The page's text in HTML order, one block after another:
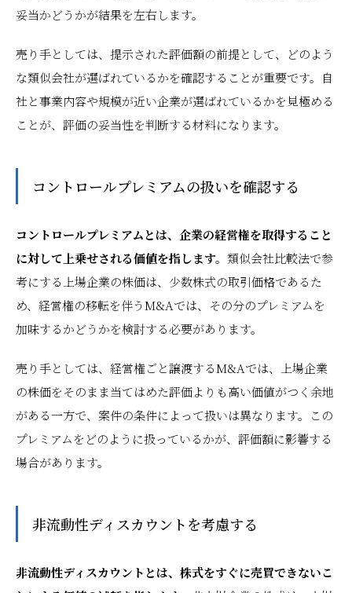
妥当かどうかが結果を左右します。
売り手としては、提示された評価額の前提として、どのよう
な類似会社が選ばれているかを確認することが重要です。自
社と事業内容や規模が近い企業が選ばれているかを見極める
ことが、評価の妥当性を判断する材料になります。
コントロールプレミアムの扱いを確認する
コントロールプレミアムとは、企業の経営権を取得すること
に対して上乗せされる価値を指します。 類似会社比較法で参
考にする上場企業の株価は、少数株式の取引価格であるた
め、経営権の移転を伴うM&Aでは、その分のプレミアムを
加味するかどうかを検討する必要があります。
売り手としては、経営権ごと譲渡するM&Aでは、上場企業
の株価をそのまま当てはめた評価よりも高い価値がつく余地
がある一方で、案件の条件によって扱いは異なります。この
プレミアムをどのように扱っているかが、評価額に影響する
場合があります。
非流動性ディスカウントを考慮する
非流動性ディスカウントとは、株式をすぐに売買できないこ